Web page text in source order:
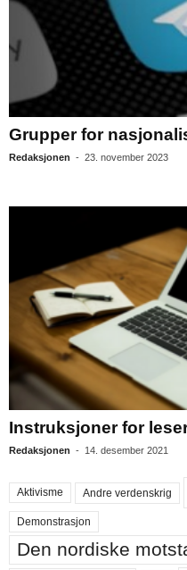
Grupper for
Redaksjonen - 23. november 2023
Instruksjoner for
Redaksjonen - 14. desember 2021
Aktivisme Andre verdenskrig
Demonstrasjon
Den nordiske